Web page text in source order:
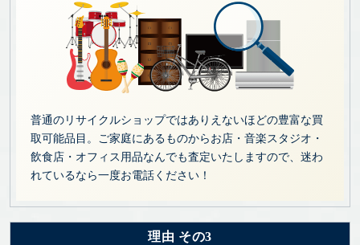
普通のリサイクルショップではありえないほどの豊富な買
取可能品目。ご家庭にあるものからお店・音楽スタジオ・
飲食店・オフィス用品なんでも査定いたしますので、迷わ
れているなら一度お電話ください！
理由 その3